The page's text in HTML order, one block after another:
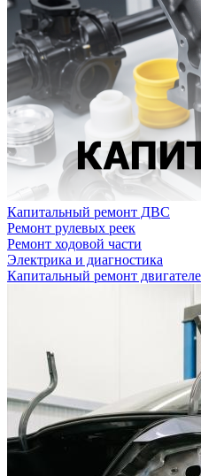
Капитальный ремонт ДВС
Ремонт рулевых реек
Ремонт ходовой части
Электрика и диагностика
Капитальный ремонт